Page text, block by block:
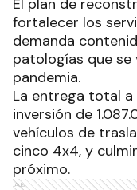
El plan de
fortalecer los
demanda
patologías que
pandemia.
La entrega total a
inversión de
vehículos de
cinco 4x4, y
próximo.
Ads